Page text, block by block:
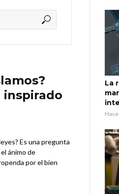
inspirado
Es una pregunta
ánimo de
por el bien
La